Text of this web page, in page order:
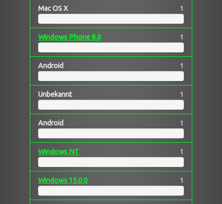
Mac OS X 1
Windows Phone 8.0 1
Android 1
Unbekannt 1
Android 1
Windows NT 1
Windows 15.0.0 1